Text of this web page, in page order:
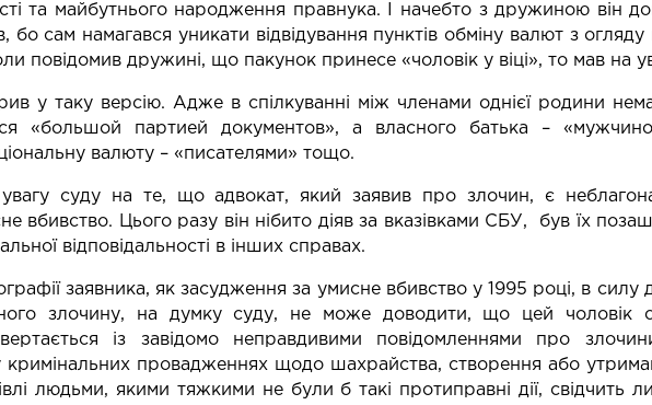
та майбутнього народження правнука. І начебто з дружиною він
бо сам намагався уникати відвідування пунктів обміну валют з
повідомив дружині, що пакунок принесе «чоловік у віці», то мав на
у таку версію. Адже в спілкуванні між членами однієї родини
«большой партией документов», а власного батька –
валюту – «писателями» тощо.
увагу суду на те, що адвокат, який заявив про злочин, є
вбивство. Цього разу він нібито діяв за вказівками СБУ, був їх
відповідальності в інших справах.
заявника, як засудження за умисне вбивство у 1995 році, в силу
злочину, на думку суду, не може доводити, що цей чоловік
із завідомо неправдивими повідомленнями про
кримінальних провадженнях щодо шахрайства, створення або
людьми, якими тяжкими не були б такі протиправні дії, свідчить